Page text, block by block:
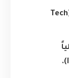
المكدس التقني المستخدم (Tech